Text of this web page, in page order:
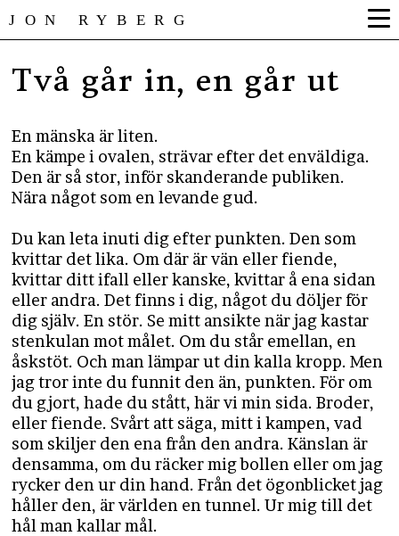
JON RYBERG
Två går in, en går ut
En mänska är liten.
En kämpe i ovalen, strävar efter det enväldiga.
Den är så stor, inför skanderande publiken.
Nära något som en levande gud.
Du kan leta inuti dig efter punkten. Den som
kvittar det lika. Om där är vän eller fiende,
kvittar ditt ifall eller kanske, kvittar å ena sidan
eller andra. Det finns i dig, något du döljer för
dig själv. En stör. Se mitt ansikte när jag kastar
stenkulan mot målet. Om du står emellan, en
åskstöt. Och man lämpar ut din kalla kropp. Men
jag tror inte du funnit den än, punkten. För om
du gjort, hade du stått, här vi min sida. Broder,
eller fiende. Svårt att säga, mitt i kampen, vad
som skiljer den ena från den andra. Känslan är
densamma, om du räcker mig bollen eller om jag
rycker den ur din hand. Från det ögonblicket jag
håller den, är världen en tunnel. Ur mig till det
hål man kallar mål.